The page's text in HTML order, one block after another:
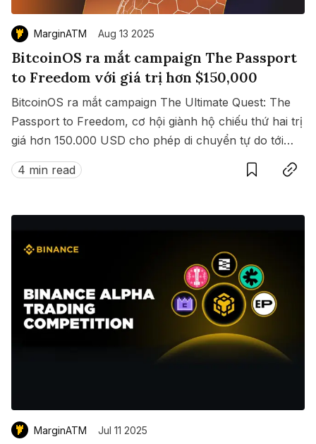
MarginATM Aug 13 2025
BitcoinOS ra mắt campaign The Passport
to Freedom với giá trị hơn $150,000
BitcoinOS ra mắt campaign The Ultimate Quest: The
Passport to Freedom, cơ hội giành hộ chiếu thứ hai trị
giá hơn 150.000 USD cho phép di chuyển tự do tới
hàng loạt quốc gia không cần visa.
4 min read
SaveCopy link
MarginATM Jul 11 2025